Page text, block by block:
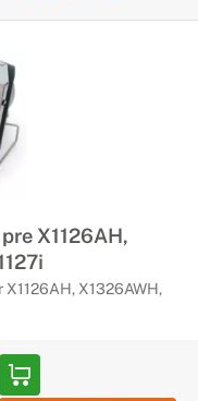
X1126AH,
X1326AWH,